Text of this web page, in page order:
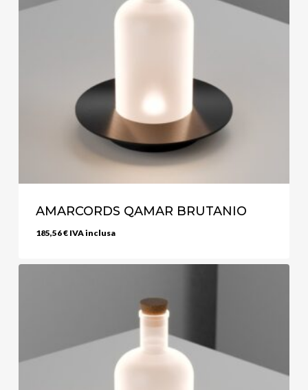
AMARCORDS QAMAR BRUTANIO
185,56€ IVA inclusa